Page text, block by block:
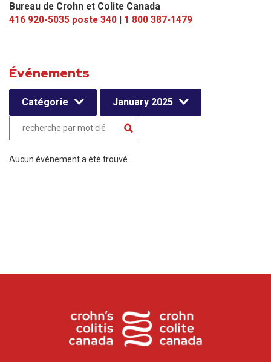
Bureau de Crohn et Colite Canada
416 920-5035 poste 340 | 1 800 387-1479
Événements
Catégorie January 2025
Aucun événement a été trouvé.